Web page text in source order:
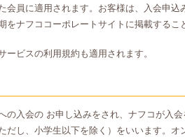
員に適用されます。お客様は、入会申込
ナフココーポレートサイトに掲載する
ビスの利用規約も適用されます。
入会の お申し込みをされ、ナフコが入
し、小学生以下を除く）をいいます。オ